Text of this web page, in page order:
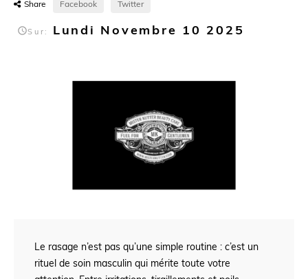
Share Facebook Twitter
Sur: Lundi Novembre 10 2025
Le rasage n’est pas qu’une simple routine : c’est un
rituel de soin masculin qui mérite toute votre